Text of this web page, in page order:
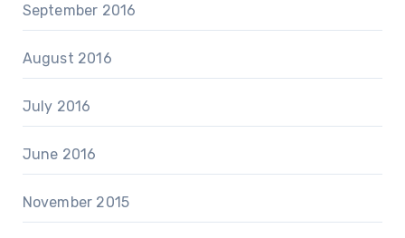
September 2016
August 2016
July 2016
June 2016
November 2015